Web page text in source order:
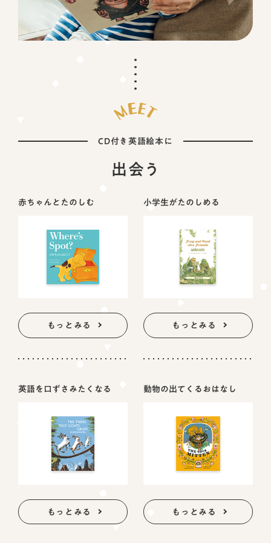
CD付き英語絵本に
出会う
赤ちゃんとたのしむ
もっとみる
小学生がたのしめる
もっとみる
英語を口ずさみたくなる
もっとみる
動物の出てくるおはなし
もっとみる